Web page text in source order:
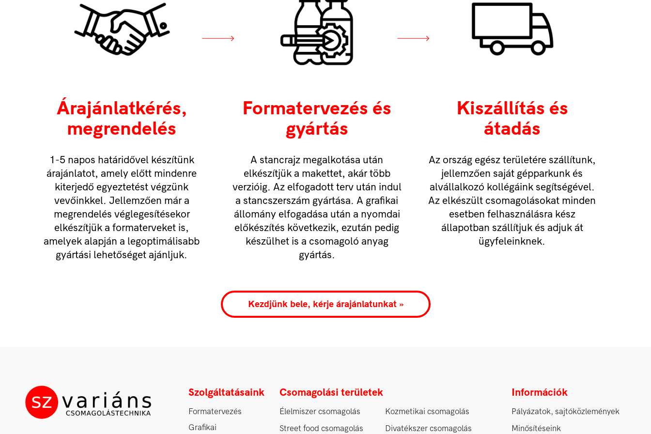
Árajánlatkérés,
megrendelés
1-5 napos határidővel készítünk
árajánlatot, amely előtt mindenre
kiterjedő egyeztetést végzünk
vevőinkkel. Jellemzően már a
megrendelés véglegesítésekor
elkészítjük a formaterveket is,
amelyek alapján a legoptimálisabb
gyártási lehetőséget ajánljuk.
Formatervezés és
gyártás
A stancrajz megalkotása után
elkészítjük a makettet, akár több
verzióig. Az elfogadott terv után indul
a stancszerszám gyártása. A grafikai
állomány elfogadása után a nyomdai
előkészítés következik, ezután pedig
készülhet is a csomagoló anyag
gyártás.
Kiszállítás és
átadás
Az ország egész területére szállítunk,
jellemzően saját gépparkunk és
alvállalkozó kollégáink segítségével.
Az elkészült csomagolásokat minden
esetben felhasználásra kész
állapotban szállítjuk és adjuk át
ügyfeleinknek.
Kezdjünk bele, kérje árajánlatunkat »
Szolgáltatásaink
Formatervezés
Grafikai
Csomagolási területek
Élelmiszer csomagolás
Kozmetikai csomagolás
Street food csomagolás
Divatékszer csomagolás
Információk
Pályázatok, sajtóközlemények
Minősítéseink